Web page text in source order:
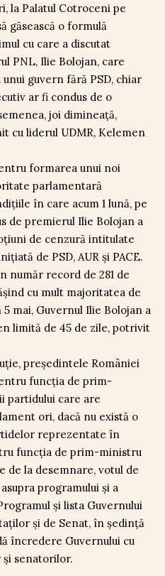
la Palatul Cotroceni pe
găsească o formulă
cu care a discutat
PNL, Ilie Bolojan, care
guvern fără PSD, chiar
ar fi condus de o
joi dimineață,
cu liderul UDMR, Kelemen
formarea unui noi
parlamentară
în care acum 1 lună, pe
de premierul Ilie Bolojan a
de cenzură intitulate
de PSD, AUR și PACE.
număr record de 281 de
cu mult majoritatea de
mai, Guvernul Ilie Bolojan a
limită de 45 de zile, potrivit
preşedintele României
funcţia de prim-
partidului care are
ori, dacă nu există o
reprezentate în
funcţia de prim-ministru
de la desemnare, votul de
programului şi a
şi lista Guvernului
şi de Senat, în şedinţă
încredere Guvernului cu
senatorilor.